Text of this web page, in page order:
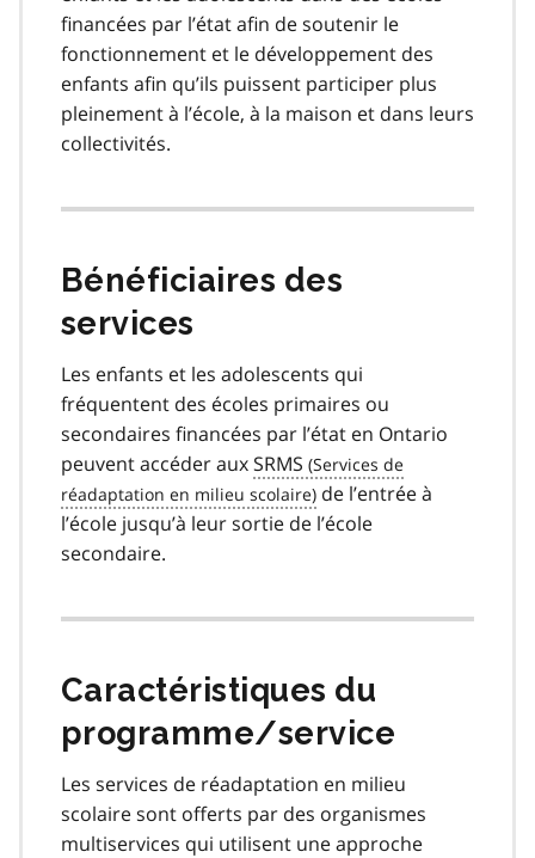
financées par l’état afin de soutenir le
fonctionnement et le développement des
enfants afin qu’ils puissent participer plus
pleinement à l’école, à la maison et dans leurs
collectivités.
Bénéficiaires des
services
Les enfants et les adolescents qui
fréquentent des écoles primaires ou
secondaires financées par l’état en Ontario
peuvent accéder auxSRMS
de l’entrée à
l’école jusqu’à leur sortie de l’école
secondaire.
Caractéristiques du
programme/service
Les services de réadaptation en milieu
scolaire sont offerts par des organismes
multiservices qui utilisent une approche